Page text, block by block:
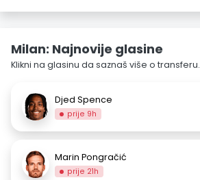
Milan: Najnovije glasine
Klikni na glasinu da saznaš više o transferu.
Djed Spence
prije 9h
Marin Pongračić
prije 21h